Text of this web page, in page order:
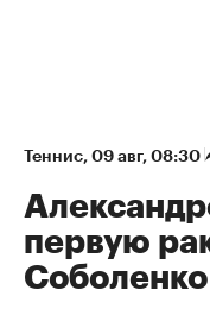
Теннис⁠, 09 авг, 08:30
первую